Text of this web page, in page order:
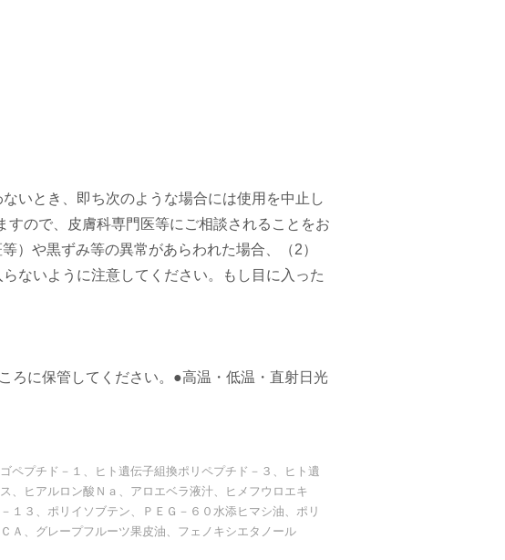
いとき、即ち次のような場合には使用を中止し
ので、皮膚科専門医等にご相談されることをお
）や黒ずみ等の異常があらわれた場合、（2）
ないように注意してください。もし目に入った
ろに保管してください。●高温・低温・直射日光
ペプチド－１、ヒト遺伝子組換ポリペプチド－３、ヒト遺
、ヒアルロン酸Ｎａ、アロエベラ液汁、ヒメフウロエキ
１３、ポリイソブテン、ＰＥＧ－６０水添ヒマシ油、ポリ
Ａ、グレープフルーツ果皮油、フェノキシエタノール